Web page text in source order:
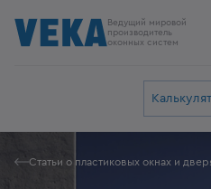
Ведущий мировой
производитель
оконных систем
Статьи о пластиковых окнах и